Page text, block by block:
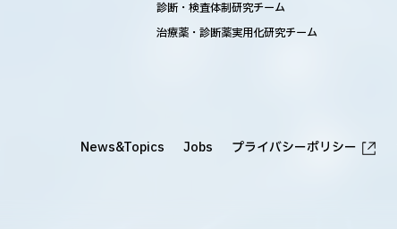
診断・検査体制研究チーム
治療薬・診断薬実用化研究チーム
News&Topics Jobs プライバシーポリシー